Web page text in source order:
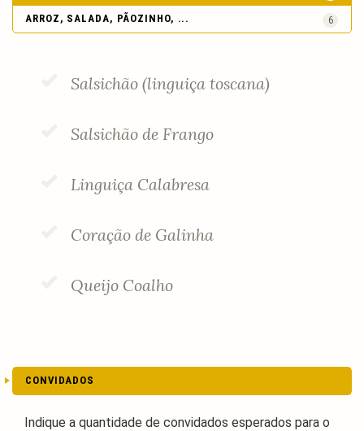
ARROZ, SALADA, PÃOZINHO, ... 6
Salsichão (linguiça toscana)
Salsichão de Frango
Linguiça Calabresa
Coração de Galinha
Queijo Coalho
CONVIDADOS
Indique a quantidade de convidados esperados para o